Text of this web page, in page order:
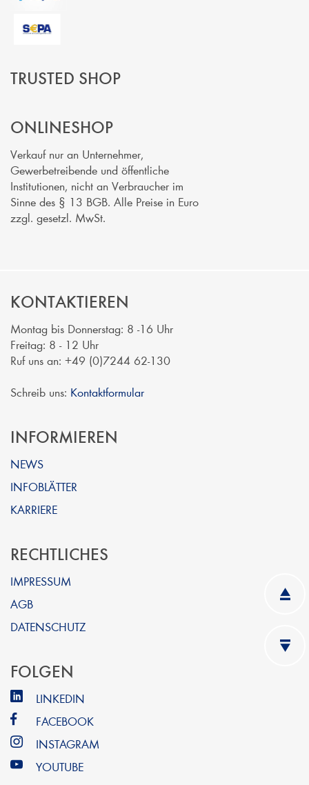
TRUSTED SHOP
ONLINESHOP
Verkauf nur an Unternehmer,
Gewerbetreibende und öffentliche
Institutionen, nicht an Verbraucher im
Sinne des § 13 BGB. Alle Preise in Euro
zzgl. gesetzl. MwSt.
KONTAKTIEREN
Montag bis Donnerstag: 8 -16 Uhr
Freitag: 8 - 12 Uhr
Ruf uns an: +49 (0)7244 62-130
Schreib uns: Kontaktformular
INFORMIEREN
NEWS
INFOBLÄTTER
KARRIERE
RECHTLICHES
IMPRESSUM
AGB
DATENSCHUTZ
FOLGEN
LINKEDIN
FACEBOOK
INSTAGRAM
YOUTUBE